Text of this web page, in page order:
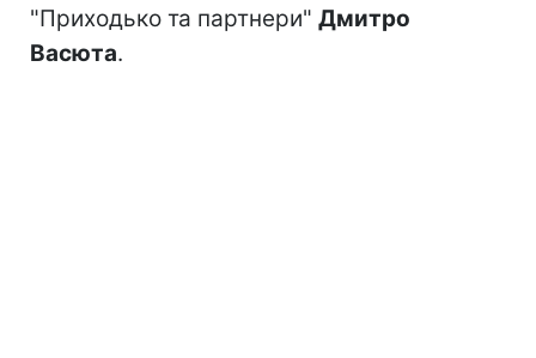
"Приходько та партнери" Дмитро
Васюта.